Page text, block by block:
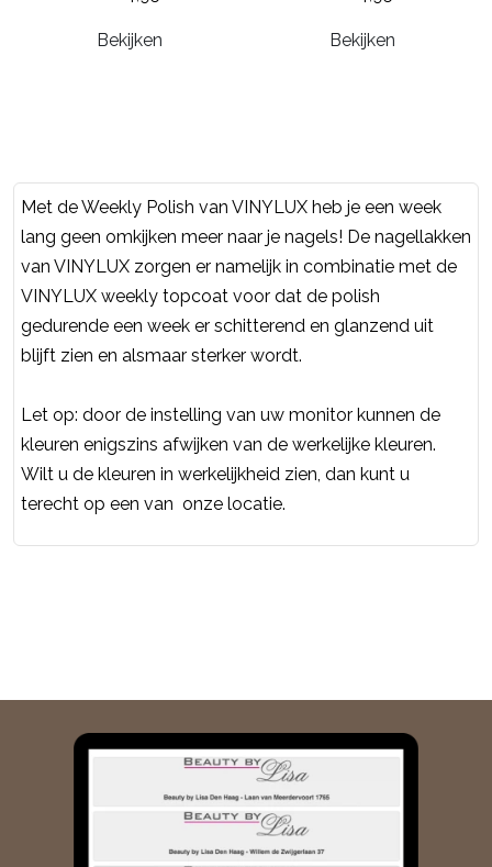
Bekijken Bekijken
Met de Weekly Polish van VINYLUX heb je een week
lang geen omkijken meer naar je nagels! De nagellakken
van VINYLUX zorgen er namelijk in combinatie met de
VINYLUX weekly topcoat voor dat de polish
gedurende een week er schitterend en glanzend uit
blijft zien en alsmaar sterker wordt.
Let op: door de instelling van uw monitor kunnen de
kleuren enigszins afwijken van de werkelijke kleuren.
Wilt u de kleuren in werkelijkheid zien, dan kunt u
terecht op een van onze locatie.